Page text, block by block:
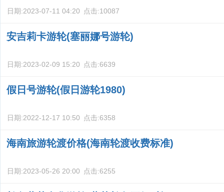
日期:2023-07-11 04:20 点击:10087
安吉莉卡游轮(塞丽娜号游轮)
日期:2023-02-09 15:20 点击:6639
假日号游轮(假日游轮1980)
日期:2022-12-17 10:50 点击:6358
海南旅游轮渡价格(海南轮渡收费标准)
日期:2023-05-26 20:00 点击:6255